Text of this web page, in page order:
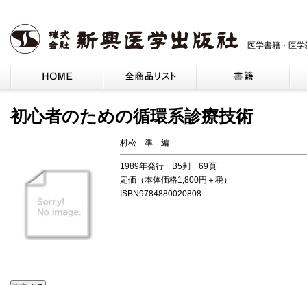
医学書籍・医
初心者のための循環系診療技術
村松 準 編
1989年発行 B5判 69頁
定価（本体価格1,800円＋税）
ISBN9784880020808